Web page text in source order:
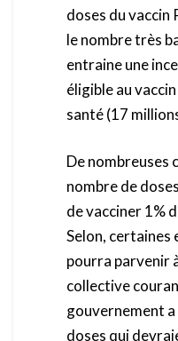
doses du vaccin
le nombre très
entraine une
éligible au
santé (17
De nombreuses
nombre de
de vacciner 1%
Selon, certaines
pourra parvenir
collective
gouvernement
doses qui